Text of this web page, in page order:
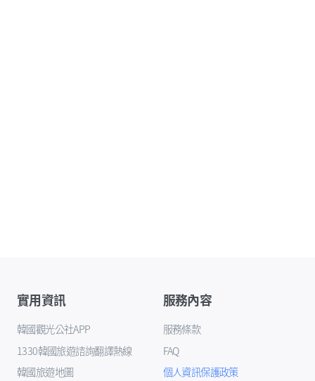
實用資訊
韓國觀光公社APP
1330韓國旅遊諮詢翻譯熱線
韓國旅遊地圖
服務內容
服務條款
FAQ
個人資訊保護政策